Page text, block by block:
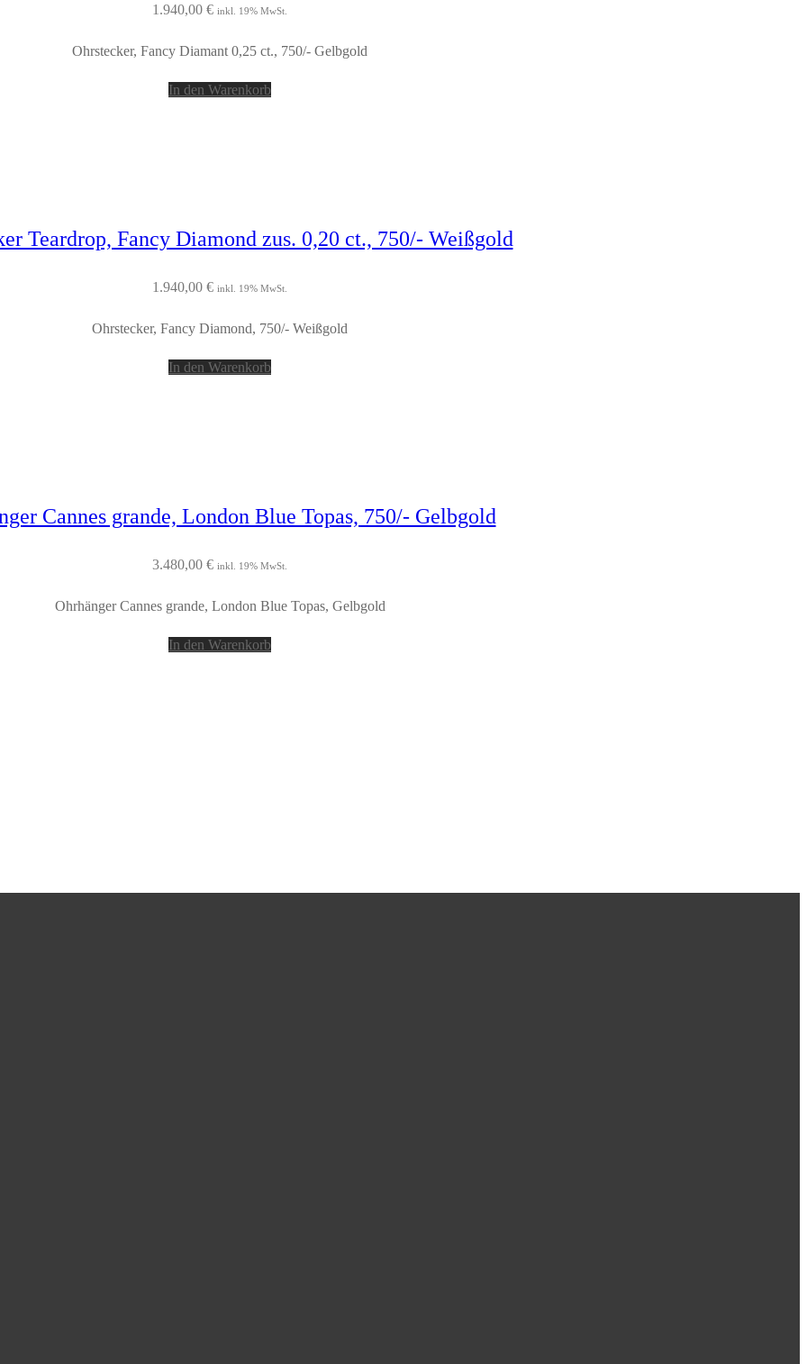
1.940,00 € inkl. 19% MwSt.
Ohrstecker, Fancy Diamant 0,25 ct., 750/- Gelbgold
In den Warenkorb
Teardrop, Fancy Diamond zus. 0,20 ct., 750/- Weißgold
1.940,00 € inkl. 19% MwSt.
Ohrstecker, Fancy Diamond, 750/- Weißgold
In den Warenkorb
Cannes grande, London Blue Topas, 750/- Gelbgold
3.480,00 € inkl. 19% MwSt.
Ohrhänger Cannes grande, London Blue Topas, Gelbgold
In den Warenkorb